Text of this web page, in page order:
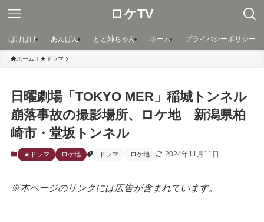
ロケTV
ばけばけ あんぱん とと姉ちゃん ホーム プライバシーポリシー
ホーム ★ドラマ
日曜劇場「TOKYO MER」稲城トンネル
崩落事故の撮影場所、ロケ地 新潟県柏
崎市・堂坂トンネル
★ドラマ ロケ地 ドラマ ロケ地 2024年11月11日
※本ページのリンクには広告が含まれています。